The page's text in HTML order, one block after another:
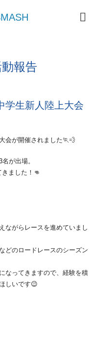
報告
学生新人陸上大会
会が開催されました🏃💨
が出場。
ました！👊
ながらレースを進めていまし
どのロードレースのシーズン
なってきますので、経験を積
しいです😉